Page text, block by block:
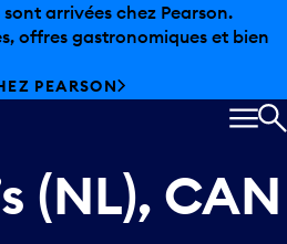
arrivées chez Pearson.
offres gastronomiques et bien
PEARSON
(NL), CAN